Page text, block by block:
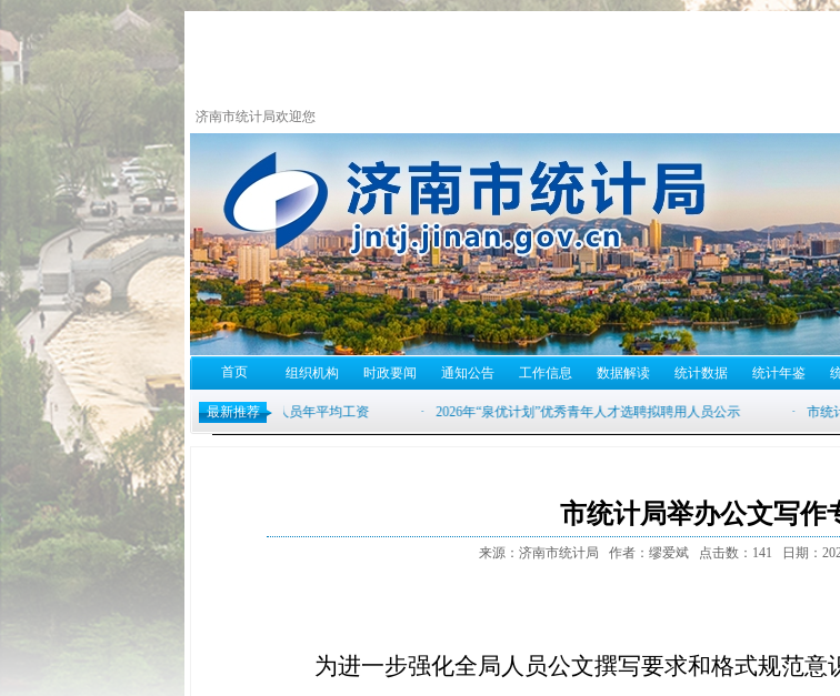
济南市统计局欢迎您
首页 组织机构 时政要闻 通知公告 工作信息 数据解读 统计数据 统计年鉴
最新推荐
市统计局举办公文写作
来源：济南市统计局 作者：缪爱斌 点击数： 141 日期：
为进一步强化全局人员公文撰写要求和格式规范